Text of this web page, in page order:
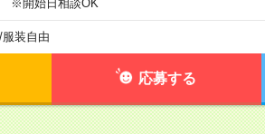
※開始日相談OK
服装自由
応募する